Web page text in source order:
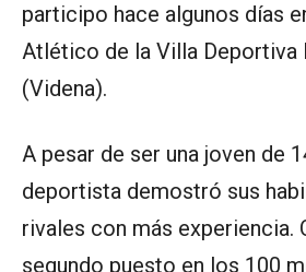
participo hace algunos días
Atlético de la Villa Deportiva
(Videna).
A pesar de ser una joven de
deportista demostró sus
rivales con más experiencia.
segundo puesto en los 100